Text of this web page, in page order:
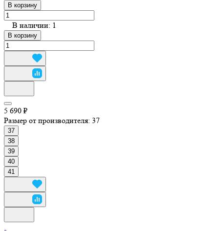
В корзину
В наличии: 1
В корзину
5 690 ₽
Размер от производителя: 37
37
38
39
40
41